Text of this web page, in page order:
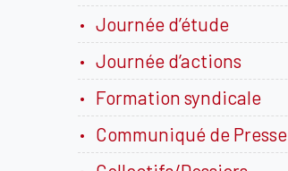
Journée d’étude
Journée d’actions
Formation syndicale
Communiqué de Presse